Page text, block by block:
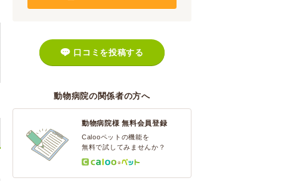
口コミを投稿する
動物病院の関係者の方へ
動物病院様 無料会員登録
Calooペットの機能を
無料で試してみませんか？